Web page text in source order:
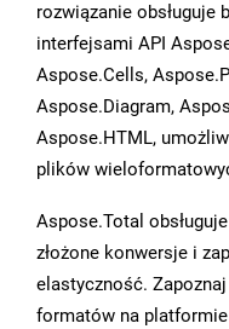
rozwiązanie obsługuje
interfejsami API
Aspose.Cells,
Aspose.Diagram,
Aspose.HTML,
plików
Aspose.Total
złożone konwersje i
elastyczność.
formatów na platformie